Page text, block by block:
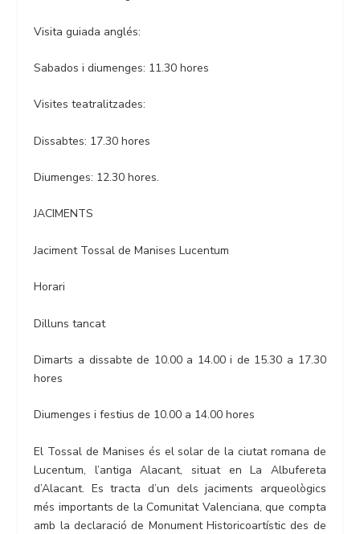
Visita guiada anglés:
Sabados i diumenges: 11.30 hores
Visites teatralitzades:
Dissabtes: 17.30 hores
Diumenges: 12.30 hores.
JACIMENTS
Jaciment Tossal de Manises Lucentum
Horari
Dilluns tancat
Dimarts a dissabte de 10.00 a 14.00 i de 15.30 a 17.30
hores
Diumenges i festius de 10.00 a 14.00 hores
El Tossal de Manises és el solar de la ciutat romana de
Lucentum, l’antiga Alacant, situat en La Albufereta
d’Alacant. Es tracta d’un dels jaciments arqueològics
més importants de la Comunitat Valenciana, que compta
amb la declaració de Monument Historicoartístic des de